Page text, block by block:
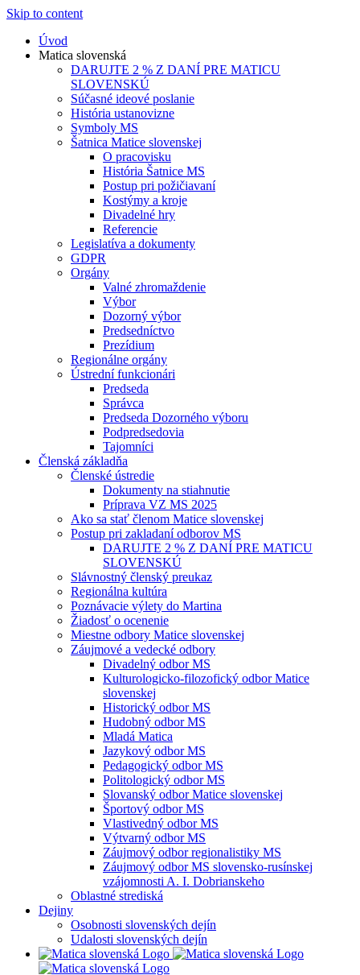
Skip to content
Úvod
Matica slovenská
DARUJTE 2 % Z DANÍ PRE MATICU
SLOVENSKÚ
Súčasné ideové poslanie
História ustanovizne
Symboly MS
Šatnica Matice slovenskej
O pracovisku
História Šatnice MS
Postup pri požičiavaní
Kostýmy a kroje
Divadelné hry
Referencie
Legislatíva a dokumenty
GDPR
Orgány
Valné zhromaždenie
Výbor
Dozorný výbor
Predsedníctvo
Prezídium
Regionálne orgány
Ústrední funkcionári
Predseda
Správca
Predseda Dozorného výboru
Podpredsedovia
Tajomníci
Členská základňa
Členské ústredie
Dokumenty na stiahnutie
Príprava VZ MS 2025
Ako sa stať členom Matice slovenskej
Postup pri zakladaní odborov MS
DARUJTE 2 % Z DANÍ PRE MATICU
SLOVENSKÚ
Slávnostný členský preukaz
Regionálna kultúra
Poznávacie výlety do Martina
Žiadosť o ocenenie
Miestne odbory Matice slovenskej
Záujmové a vedecké odbory
Divadelný odbor MS
Kulturologicko-filozofický odbor Matice
slovenskej
Historický odbor MS
Hudobný odbor MS
Mladá Matica
Jazykový odbor MS
Pedagogický odbor MS
Politologický odbor MS
Slovanský odbor Matice slovenskej
Športový odbor MS
Vlastivedný odbor MS
Výtvarný odbor MS
Záujmový odbor regionalistiky MS
Záujmový odbor MS slovensko-rusínskej
vzájomnosti A. I. Dobrianskeho
Oblastné strediská
Dejiny
Osobnosti slovenských dejín
Udalosti slovenských dejín